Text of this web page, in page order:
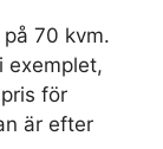
70 kvm.
exemplet,
för
är efter